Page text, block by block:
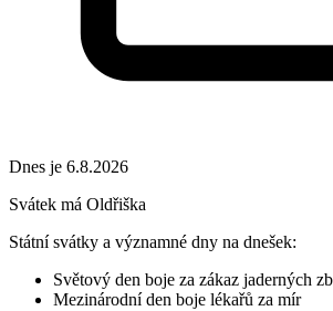
Dnes je 6.8.2026
Svátek má Oldřiška
Státní svátky a významné dny na dnešek:
Světový den boje za zákaz jaderných
Mezinárodní den boje lékařů za mír